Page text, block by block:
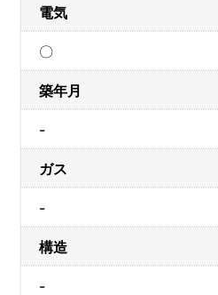
電気
〇
築年月
-
ガス
-
構造
-